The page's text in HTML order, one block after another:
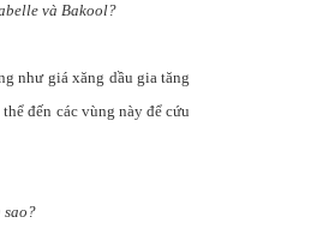
và Bakool?
như giá xăng dầu gia tăng
đến các vùng này để cứu
sao?